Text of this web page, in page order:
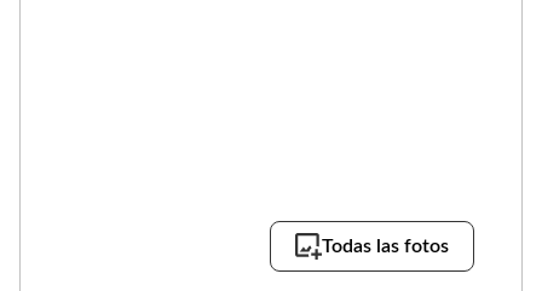
Todas las fotos